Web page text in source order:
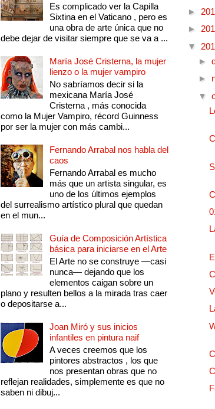
Es complicado ver la Capilla
Sixtina en el Vaticano , pero es
una obra de arte única que no
debe dejar de visitar siempre que se va a ...
María José Cristerna, la mujer
lienzo o la mujer vampiro
No sabríamos decir si la
mexicana María José
Cristerna , más conocida
como la Mujer Vampiro, récord Guinness
por ser la mujer con más cambi...
Fernando Arrabal nos habla del
caos
Fernando Arrabal es mucho
más que un artista singular, es
uno de los últimos ejemplos
del surrealismo artístico plural que quedan
en el mun...
Guía de Composición Artística
básica para iniciarse en el Arte
El Arte no se construye —casi
nunca— dejando que los
elementos caigan sobre un
plano y resulten bellos a la mirada tras caer
o depositarse a...
Joan Miró y sus inicios
infantiles en pintura naif
A veces creemos que los
pintores abstractos , los que
nos presentan obras que no
reflejan realidades, simplemente es que no
saben ni dibuj...
►
►
▼
►
►
▼